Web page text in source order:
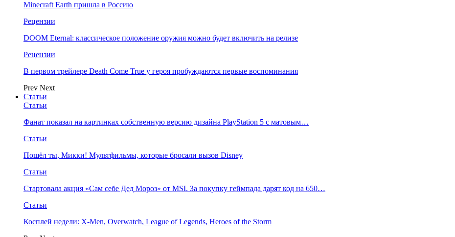
Minecraft Earth пришла в Россию
Рецензии
DOOM Eternal: классическое положение оружия можно будет включить на релизе
Рецензии
В первом трейлере Death Come True у героя пробуждаются первые воспоминания
Prev Next
Статьи
Статьи
Фанат показал на картинках собственную версию дизайна PlayStation 5 с матовым…
Статьи
Пошёл ты, Микки! Мультфильмы, которые бросали вызов Disney
Статьи
Стартовала акция «Сам себе Дед Мороз» от MSI. За покупку геймпада дарят код на 650…
Статьи
Косплей недели: X-Men, Overwatch, League of Legends, Heroes of the Storm